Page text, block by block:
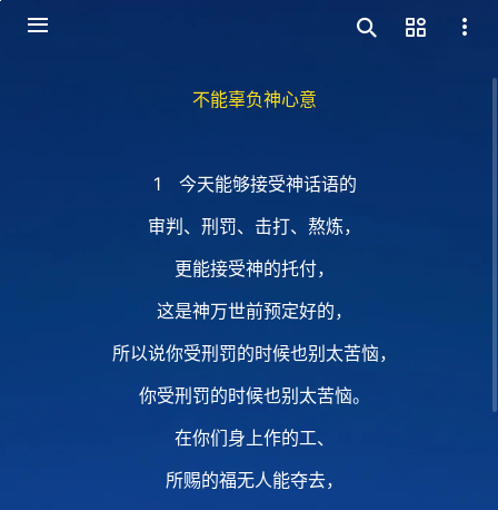
不能辜负神心意
1 今天能够接受神话语的
审判、刑罚、击打、熬炼，
更能接受神的托付，
这是神万世前预定好的，
所以说你受刑罚的时候也别太苦恼，
你受刑罚的时候也别太苦恼。
在你们身上作的工、
所赐的福无人能夺去，